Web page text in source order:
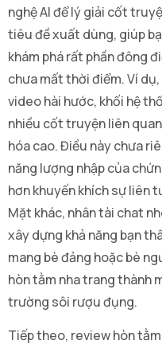
nghệ AI để lý giải cốt
tiêu đề xuất dùng, giúp
khám phá rất phần đông
chưa mất thời điểm. Ví
video hài hước, khối hệ
nhiều cốt truyện liên
hóa cao. Điều này chưa
năng lượng nhập của
hơn khuyến khích sự liên
Mặt khác, nhân tài chat
xây dựng khả năng bạn
mang bè đảng hoặc bè
hòn tằm nha trang thành
trường sôi rượu đụng.
Tiếp theo, review hòn